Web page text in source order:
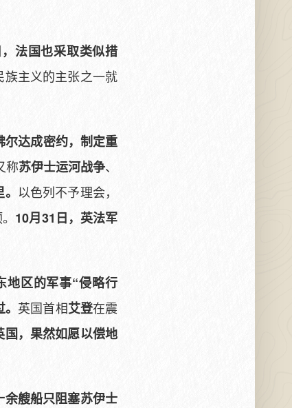
法国也采取类似措
族主义的主张之一就
尔达成密约，制定重
称苏伊士运河战争、
以色列不予理会，
10月31日，英法军
地区的军事“侵略行
英国首相艾登在震
，果然如愿以偿地
艘船只阻塞苏伊士